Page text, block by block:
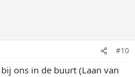
#10
ons in de buurt (Laan van